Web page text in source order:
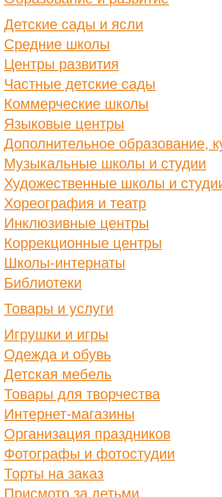
Детские сады и ясли
Средние школы
Центры развития
Частные детские сады
Коммерческие школы
Языковые центры
Дополнительное образование,
Музыкальные школы и студии
Художественные школы и
Хореография и театр
Инклюзивные центры
Коррекционные центры
Школы-интернаты
Библиотеки
Товары и услуги
Игрушки и игры
Одежда и обувь
Детская мебель
Товары для творчества
Интернет-магазины
Организация праздников
Фотографы и фотостудии
Торты на заказ
Присмотр за детьми